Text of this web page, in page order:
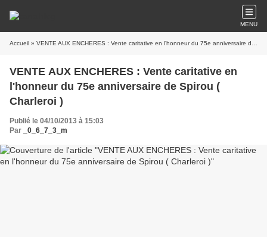
MENU
Accueil » VENTE AUX ENCHERES : Vente caritative en l'honneur du 75e anniversaire de Spirou ( Charleroi )
VENTE AUX ENCHERES : Vente caritative en
l'honneur du 75e anniversaire de Spirou (
Charleroi )
Publié le 04/10/2013 à 15:03
Par
_0_6_7_3_m